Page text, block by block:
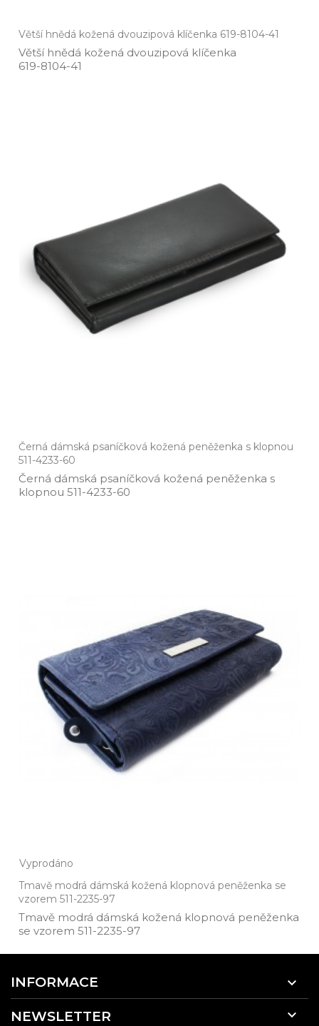
Větší hnědá kožená dvouzipová klíčenka 619-8104-41
Větší hnědá kožená dvouzipová klíčenka
619­-8104­-41
Černá dámská psaníčková kožená peněženka s klopnou
511-4233-60
Černá dámská psaníčková kožená peněženka s
klopnou 511­-4233­-60
Vyprodáno
Tmavě modrá dámská kožená klopnová peněženka se
vzorem 511-2235-97
Tmavě modrá dámská kožená klopnová peněženka
se vzorem 511­-2235­-97
INFORMACE 
NEWSLETTER 